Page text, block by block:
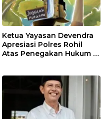
Ketua Yayasan Devendra
Apresiasi Polres Rohil
Atas Penegakan Hukum di